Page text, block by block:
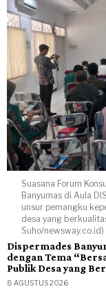
Suasana Forum
Banyumas di Aula
unsur pemangku
desa yang
Suho/newsway.co.id)
Dispermades
dengan Tema
Publik Desa yang
8 AGUSTUS 2026